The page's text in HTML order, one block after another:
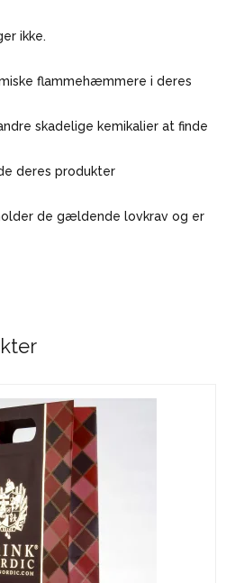
ikke.
flammehæmmere i deres
skadelige kemikalier at finde
deres produkter
de gældende lovkrav og er